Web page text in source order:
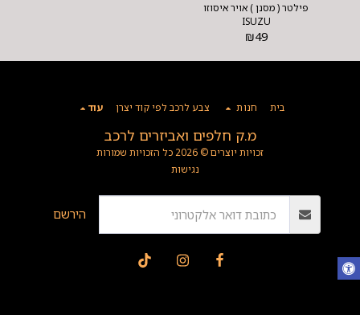
פילטר ( מסנן ) אויר איסוזו
ISUZU
₪49
מ.ק חלפים ואביזרים לרכב
זכויות יוצרים © 2026 כל הזכויות שמורות
נגישות
בית חנות צבע לרכב לפי קוד יצרן עוד
הירשם